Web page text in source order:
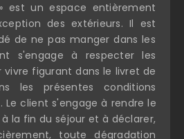
est un espace entièrement
des extérieurs. Il est
de ne pas manger dans les
s'engage à respecter les
vivre figurant dans le livret de
les présentes conditions
Le client s'engage à rendre le
la fin du séjour et à déclarer,
toute dégradation